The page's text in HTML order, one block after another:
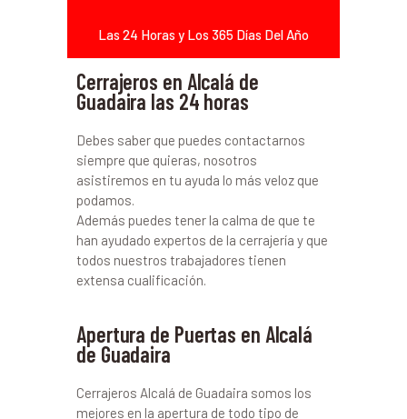
Las 24 Horas y Los 365 Días Del Año
Cerrajeros en Alcalá de
Guadaira las 24 horas
Debes saber que puedes contactarnos
siempre que quieras, nosotros
asistiremos en tu ayuda lo más veloz que
podamos.
Además puedes tener la calma de que te
han ayudado expertos de la cerrajería y que
todos nuestros trabajadores tienen
extensa cualificación.
Apertura de Puertas en Alcalá
de Guadaira
Cerrajeros Alcalá de Guadaira somos los
mejores en la apertura de todo tipo de